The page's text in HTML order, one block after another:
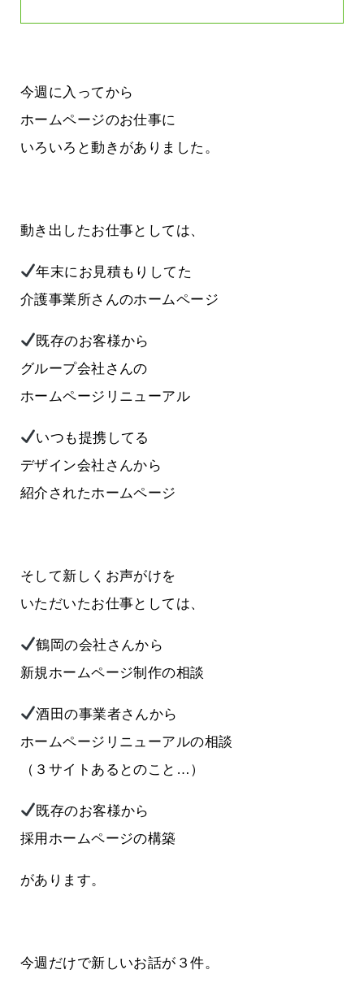
今週に入ってから
ホームページのお仕事に
いろいろと動きがありました。
動き出したお仕事としては、
年末にお見積もりしてた
介護事業所さんのホームページ
既存のお客様から
グループ会社さんの
ホームページリニューアル
いつも提携してる
デザイン会社さんから
紹介されたホームページ
そして新しくお声がけを
いただいたお仕事としては、
鶴岡の会社さんから
新規ホームページ制作の相談
酒田の事業者さんから
ホームページリニューアルの相談
（３サイトあるとのこと…）
既存のお客様から
採用ホームページの構築
があります。
今週だけで新しいお話が３件。